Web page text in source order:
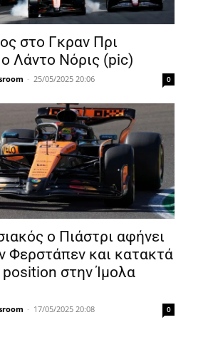
στο Γκραν Πρι
Λάντο Νόρις (pic)
- 25/05/2025 20:06 0
ο Πιάστρι αφήνει
Φερστάπεν και κατακτά
στην Ίμολα
- 17/05/2025 20:08 0